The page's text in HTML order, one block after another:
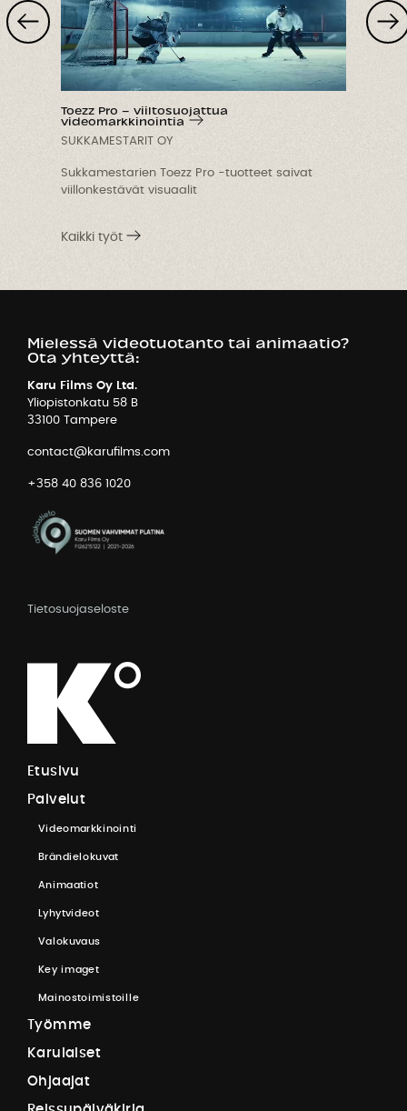
Toezz Pro – viiltosuojattua
videomarkkinointia
SUKKAMESTARIT OY
Sukkamestarien Toezz Pro -tuotteet saivat
viillonkestävät visuaalit
Kaikki työt
Mielessä videotuotanto tai animaatio?
Ota yhteyttä:
Karu Films Oy Ltd.
Yliopistonkatu 58 B
33100 Tampere
contact@karufilms.com
+358 40 836 1020
Tietosuojaseloste
Etus ivu
Pa lve ut
Vi deomar kkinoi nti
Brändie o kuvat
Animaati ot
Ly hytvi deot
Va okuvaus
Key i maget
Mainostoimi stoi e
Työm me
Ka ru la set
Oh jaa jat